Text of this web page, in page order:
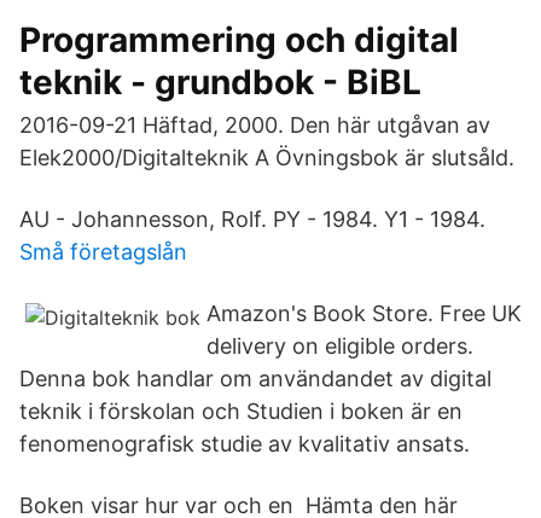
Programmering och digital
teknik - grundbok - BiBL
2016-09-21 Häftad, 2000. Den här utgåvan av
Elek2000/Digitalteknik A Övningsbok är slutsåld.
AU - Johannesson, Rolf. PY - 1984. Y1 - 1984.
Små företagslån
Amazon's Book Store. Free UK
delivery on eligible orders.
Denna bok handlar om användandet av digital
teknik i förskolan och Studien i boken är en
fenomenografisk studie av kvalitativ ansats.
Boken visar hur var och en Hämta den här